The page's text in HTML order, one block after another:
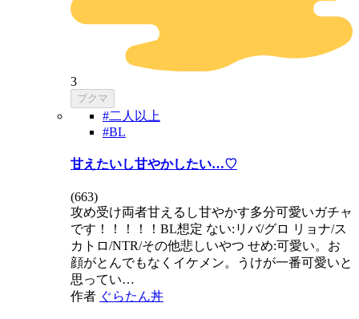
3
ブクマ
#二人以上
#BL
甘えたいし甘やかしたい…♡
(663)
攻め受け両者甘えるし甘やかす多分可愛いガチャ
です！！！！！BL想定 ない:リバ/グロ リョナ/ス
カトロ/NTR/その他悲しいやつ せめ:可愛い。お
顔がとんでもなくイケメン。うけが一番可愛いと
思ってい…
作者 ぐらたん丼